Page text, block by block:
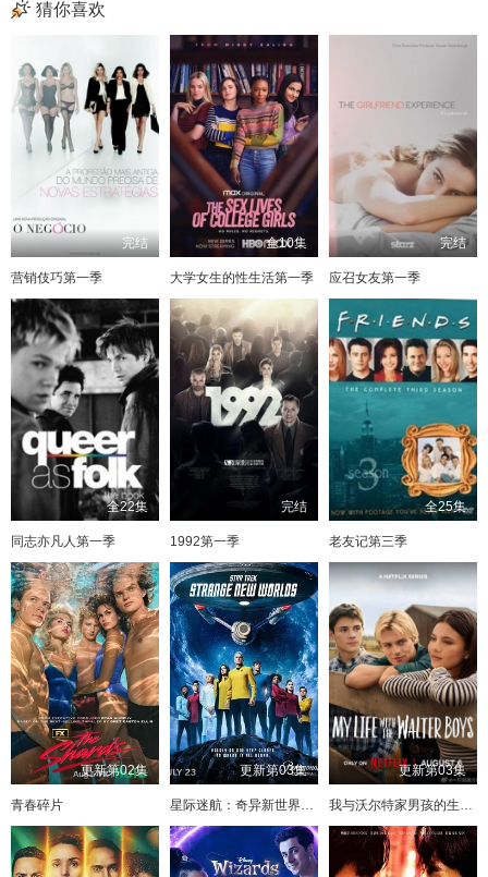
猜你喜欢
完结
营销伎巧第一季
全10集
大学女生的性生活第一季
完结
应召女友第一季
全22集
同志亦凡人第一季
完结
1992第一季
全25集
老友记第三季
更新第02集
青春碎片
更新第03集
星际迷航：奇异新世界第四季
更新第03集
我与沃尔特家男孩的生活第三季